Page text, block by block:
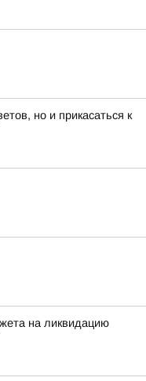
но и прикасаться к
на ликвидацию